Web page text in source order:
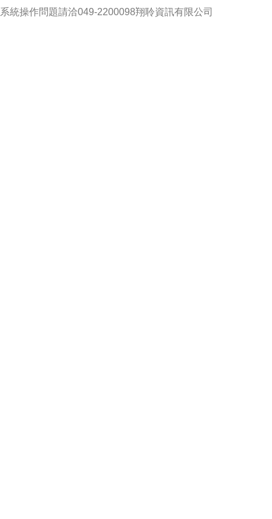
系統操作問題請洽049-2200098翔聆資訊有限公司